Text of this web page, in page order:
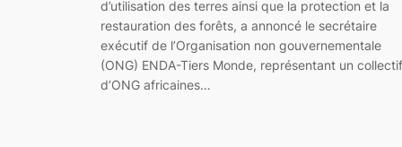
d’utilisation des terres ainsi que la protection et la
restauration des forêts, a annoncé le secrétaire
exécutif de l’Organisation non gouvernementale
(ONG) ENDA-Tiers Monde, représentant un collectif
d’ONG africaines…